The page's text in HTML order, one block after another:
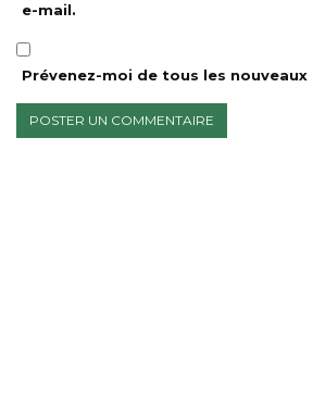
e-mail.
Prévenez-moi de tous les